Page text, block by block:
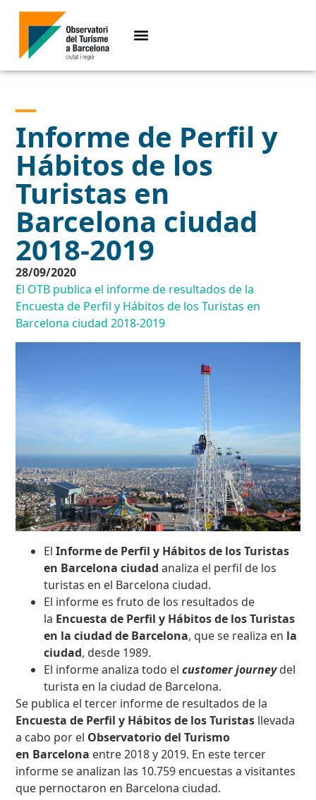
Informe de Perfil y
Hábitos de los
Turistas en
Barcelona ciudad
2018-2019
28/09/2020
El OTB publica el informe de resultados de la
Encuesta de Perfil y Hábitos de los Turistas en
Barcelona ciudad 2018-2019
ElInforme de Perfil y Hábitos de los Turistas
en Barcelona ciudadanaliza el perfil de los
turistas en el Barcelona ciudad.
El informe es fruto de los resultados de
la Encuesta de Perfil y Hábitos de los Turistas
en la ciudad de Barcelona, que se realiza en la
ciudad, desde 1989.
El informe analiza todo elcustomer journey del
turista en la ciudad de Barcelona.
Se publica el tercer informe de resultados de la
Encuesta de Perfil y Hábitos de los Turistas llevada
a cabo por el Observatorio del Turismo
en Barcelona entre 2018 y 2019. En este tercer
informe se analizan las 10.759 encuestas a visitantes
que pernoctaron en Barcelona ciudad.